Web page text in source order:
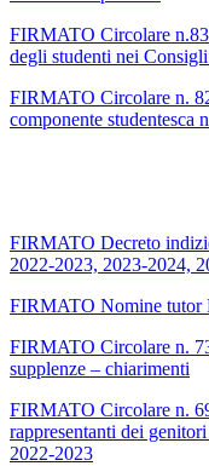
FIRMATO Circolare
degli studenti nei
FIRMATO Circolare n.
componente studentesca
FIRMATO Decreto
2022-2023, 2023-2024,
FIRMATO Nomine
FIRMATO Circolare n.
supplenze – chiarimenti
FIRMATO Circolare n.
rappresentanti dei
2022-2023